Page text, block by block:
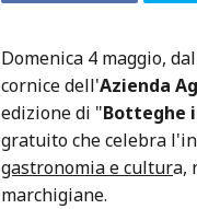
Domenica 4 maggio,
cornice dell'Azienda
edizione di "Botteghe
gratuito che celebra
gastronomia e cultura,
marchigiane.